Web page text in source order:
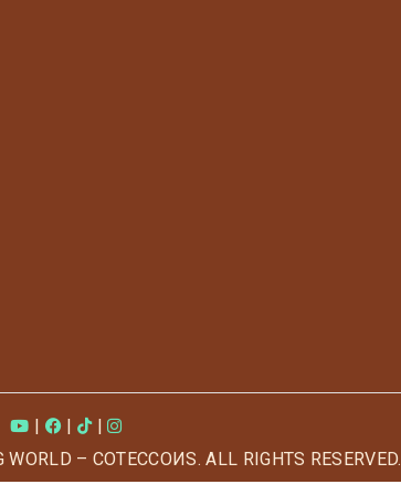
| |
|
– COTECCOИS. ALL RIGHTS RESERVED.